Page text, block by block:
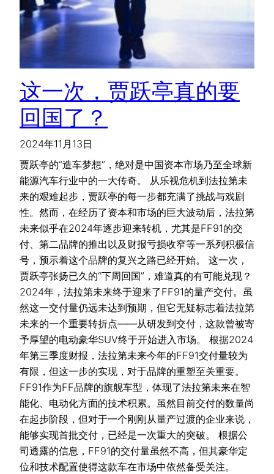
这一次，贾跃亭真的要
回国了？
2024年11月13日
贾跃亭的“造车梦想”，绝对是中国资本市场乃至全球新
能源汽车行业中的一大传奇。 从乐视危机到法拉第未
来的艰难起步，贾跃亭的每一步都充满了挑战与戏剧
性。然而，在经历了资本和市场的巨大波动后，法拉第
未来似乎在2024年逐步迎来转机，尤其是FF91的交
付、第二品牌的推出以及财报亏损收窄等一系列积极信
号，预示着这个品牌的复兴之路已经开始。 这一次，
贾跃亭张扬已久的“下周回国”，难道真的有可能兑现？
2024年，法拉第未来终于迎来了FF91的量产交付。虽
然这一交付量仍远未达到预期，但它无疑标志着法拉第
未来的一个重要转折点——从研发到交付，这款曾被寄
予厚望的电动豪华SUV终于开始进入市场。 根据2024
年第三季度财报，法拉第未来今年的FF91交付量较为
有限，但这一步的实现，对于品牌的重塑至关重要。
FF91作为FF品牌的旗舰车型，体现了法拉第未来在智
能化、电动化方面的技术积累。虽然目前交付的数量尚
在起步阶段，但对于一个刚刚从量产过渡的企业来说，
能够实现首批交付，已经是一次重大的突破。 根据公
司透露的信息，FF91的交付量虽然不高，但其豪华定
位和技术配置使得这款车在市场中依然备受关注。